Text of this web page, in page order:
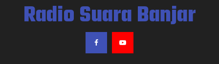
Radio Suara Banjar